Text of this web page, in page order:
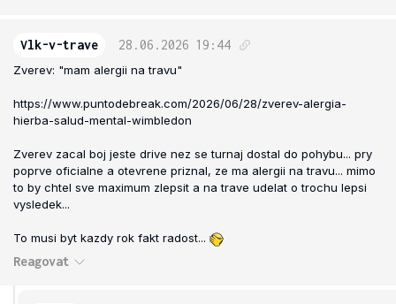
Vlk-v-trave 28.06.2026 19:44
Zverev: "mam alergii na travu"
https://www.puntodebreak.com/2026/06/28/zverev-alergia-
hierba-salud-mental-wimbledon
Zverev zacal boj jeste drive nez se turnaj dostal do pohybu... pry
poprve oficialne a otevrene priznal, ze ma alergii na travu... mimo
to by chtel sve maximum zlepsit a na trave udelat o trochu lepsi
vysledek...
To musi byt kazdy rok fakt radost...
Reagovat